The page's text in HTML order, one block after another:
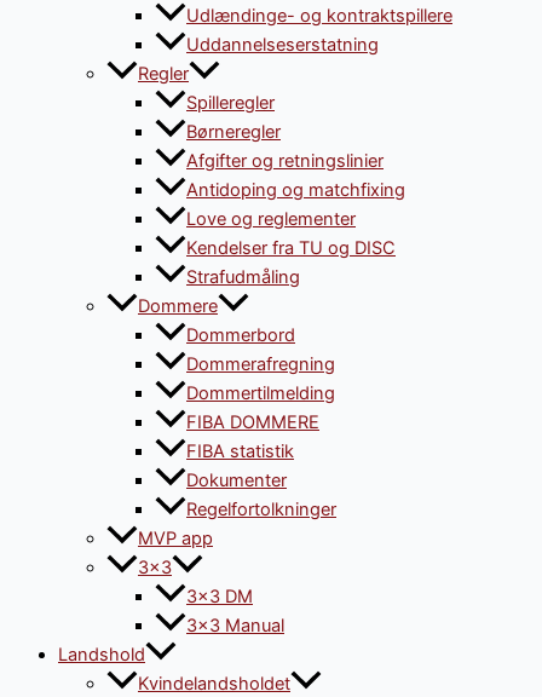
Udlændinge- og kontraktspillere
Uddannelseserstatning
Regler
Spilleregler
Børneregler
Afgifter og retningslinier
Antidoping og matchfixing
Love og reglementer
Kendelser fra TU og DISC
Strafudmåling
Dommere
Dommerbord
Dommerafregning
Dommertilmelding
FIBA DOMMERE
FIBA statistik
Dokumenter
Regelfortolkninger
MVP app
3×3
3×3 DM
3×3 Manual
Landshold
Kvindelandsholdet